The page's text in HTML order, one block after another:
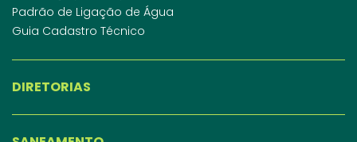
Padrão de Ligação de Água
Guia Cadastro Técnico
DIRETORIAS